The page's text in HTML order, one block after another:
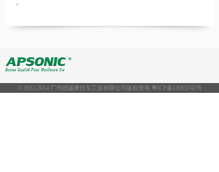
<
© 2012-2014 广州德诚摩托车工业有限公司版权所有 粤ICP备12065742号